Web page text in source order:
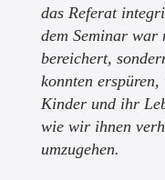
das Referat
dem Seminar war
bereichert,
konnten
Kinder und ihr
wie wir ihnen
umzugehen.